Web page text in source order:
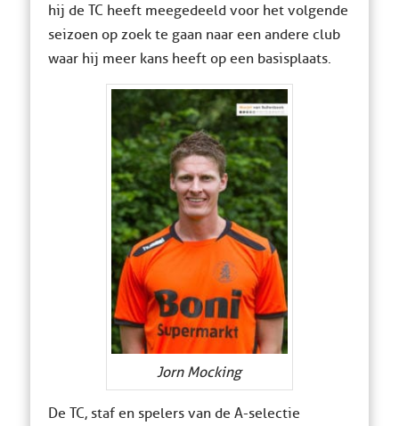
hij de TC heeft meegedeeld voor het volgende
seizoen op zoek te gaan naar een andere club
waar hij meer kans heeft op een basisplaats.
Jorn Mocking
De TC, staf en spelers van de A-selectie